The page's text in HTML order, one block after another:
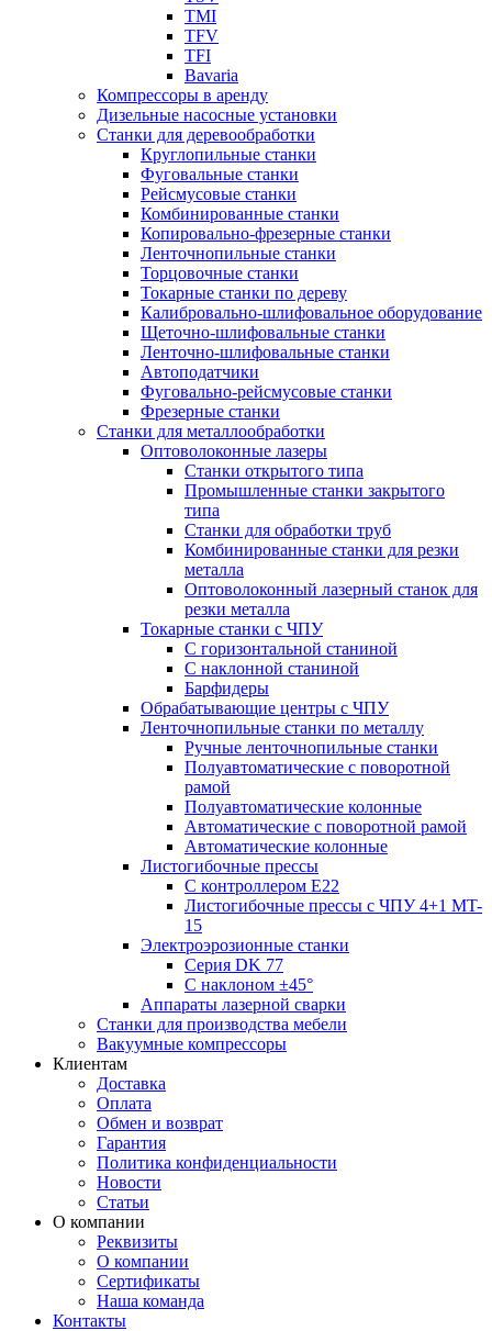
TMI
TFV
TFI
Bavaria
Компрессоры в аренду
Дизельные насосные установки
Станки для деревообработки
Круглопильные станки
Фуговальные станки
Рейсмусовые станки
Комбинированные станки
Копировально-фрезерные станки
Ленточнопильные станки
Торцовочные станки
Токарные станки по дереву
Калибровально-шлифовальное оборудование
Щеточно-шлифовальные станки
Ленточно-шлифовальные станки
Автоподатчики
Фуговально-рейсмусовые станки
Фрезерные станки
Станки для металлообработки
Оптоволоконные лазеры
Станки открытого типа
Промышленные станки закрытого
типа
Станки для обработки труб
Комбинированные станки для резки
металла
Оптоволоконный лазерный станок для
резки металла
Токарные станки с ЧПУ
С горизонтальной станиной
С наклонной станиной
Барфидеры
Обрабатывающие центры с ЧПУ
Ленточнопильные станки по металлу
Ручные ленточнопильные станки
Полуавтоматические с поворотной
рамой
Полуавтоматические колонные
Автоматические с поворотной рамой
Автоматические колонные
Листогибочные прессы
С контроллером E22
Листогибочные прессы с ЧПУ 4+1 MT-
15
Электроэрозионные станки
Серия DK 77
С наклоном ±45°
Аппараты лазерной сварки
Станки для производства мебели
Вакуумные компрессоры
Клиентам
Доставка
Оплата
Обмен и возврат
Гарантия
Политика конфиденциальности
Новости
Статьи
О компании
Реквизиты
О компании
Сертификаты
Наша команда
Контакты